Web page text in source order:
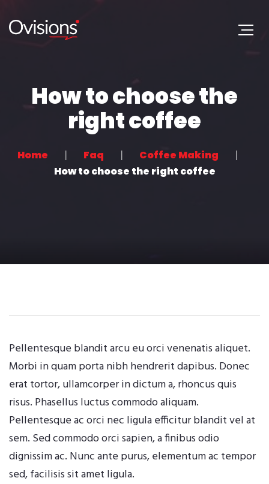
How to choose the
right coffee
Home Faq
Coffee Making
How to choose the right coffee
Pellentesque blandit arcu eu orci venenatis aliquet.
Morbi in quam porta nibh hendrerit dapibus. Donec
erat tortor, ullamcorper in dictum a, rhoncus quis
risus. Phasellus luctus commodo aliquam.
Pellentesque ac orci nec ligula efficitur blandit vel at
sem. Sed commodo orci sapien, a finibus odio
dignissim ac. Nunc ante purus, elementum ac tempor
sed, facilisis sit amet ligula.